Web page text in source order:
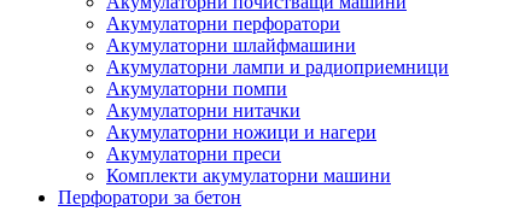
Акумулаторни перфоратори
Акумулаторни шлайфмашини
Акумулаторни лампи и радиоприемници
Акумулаторни помпи
Акумулаторни нитачки
Акумулаторни ножици и нагери
Акумулаторни преси
Комплекти акумулаторни машини
Перфоратори за бетон